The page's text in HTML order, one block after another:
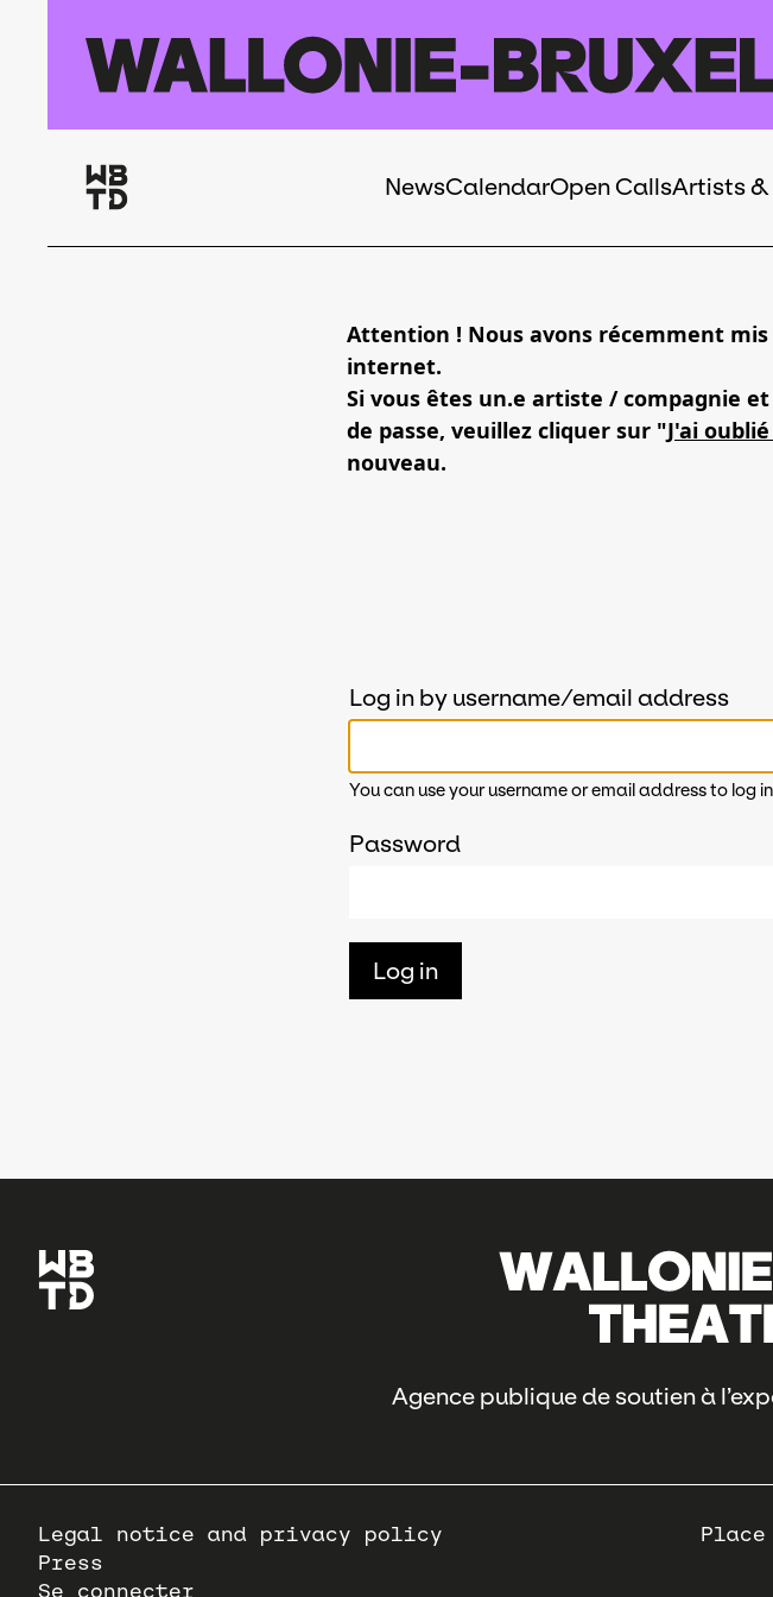
Navigation
NewsCalendarOpen CallsArtists &
Attention ! Nous avons récemment
internet.
Si vous êtes un.e artiste / compagnie
de passe, veuillez cliquer sur "J'ai
nouveau.
Log in by username/email address
You can use your username or email address to log
Password
Agence publique de soutien à
Pied
de
page
Legal notice and privacy policy
Press
Se connecter